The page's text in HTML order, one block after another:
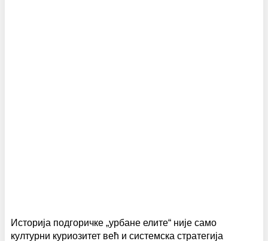
Историја подгоричке „урбане елите“ није само
културни куриозитет већ и системска стратегија